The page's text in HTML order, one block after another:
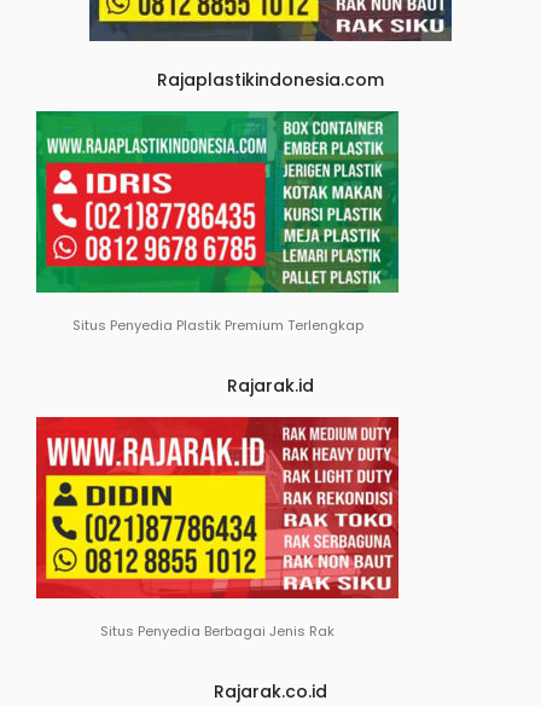
Rajaplastikindonesia.com
Situs Penyedia Plastik Premium Terlengkap
Rajarak.id
Situs Penyedia Berbagai Jenis Rak
Rajarak.co.id